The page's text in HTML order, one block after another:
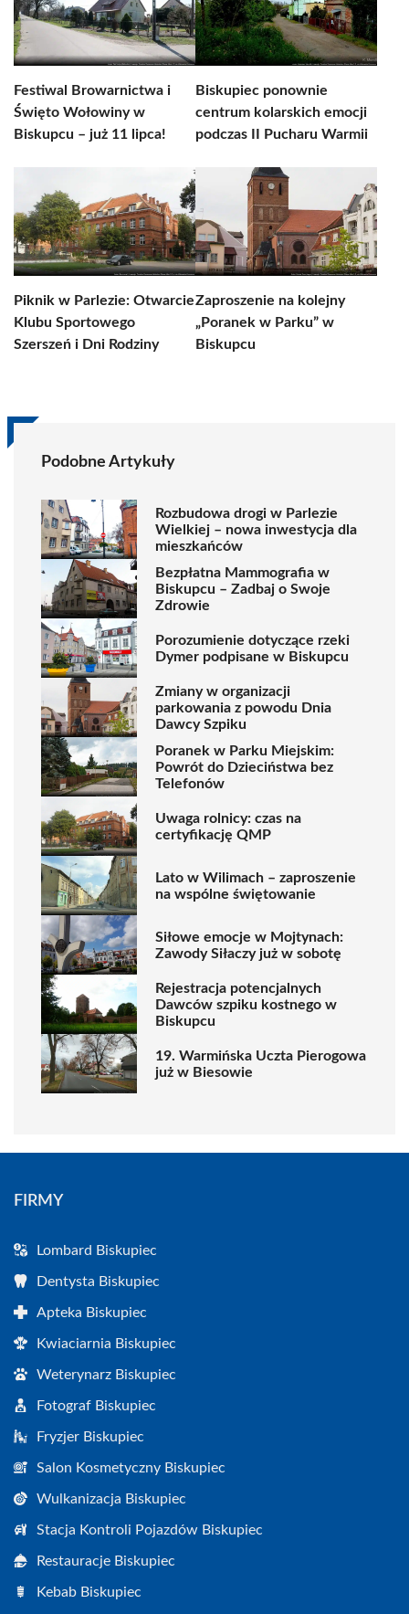
Festiwal Browarnictwa i
Święto Wołowiny w
Biskupcu – już 11 lipca!
Biskupiec ponownie
centrum kolarskich emocji
podczas II Pucharu Warmii
Piknik w Parlezie: Otwarcie
Klubu Sportowego
Szerszeń i Dni Rodziny
Zaproszenie na kolejny
„Poranek w Parku” w
Biskupcu
Podobne Artykuły
Rozbudowa drogi w Parlezie
Wielkiej – nowa inwestycja dla
mieszkańców
Bezpłatna Mammografia w
Biskupcu – Zadbaj o Swoje
Zdrowie
Porozumienie dotyczące rzeki
Dymer podpisane w Biskupcu
Zmiany w organizacji
parkowania z powodu Dnia
Dawcy Szpiku
Poranek w Parku Miejskim:
Powrót do Dzieciństwa bez
Telefonów
Uwaga rolnicy: czas na
certyfikację QMP
Lato w Wilimach – zaproszenie
na wspólne świętowanie
Siłowe emocje w Mojtynach:
Zawody Siłaczy już w sobotę
Rejestracja potencjalnych
Dawców szpiku kostnego w
Biskupcu
19. Warmińska Uczta Pierogowa
już w Biesowie
FIRMY
Lombard Biskupiec
Dentysta Biskupiec
Apteka Biskupiec
Kwiaciarnia Biskupiec
Weterynarz Biskupiec
Fotograf Biskupiec
Fryzjer Biskupiec
Salon Kosmetyczny Biskupiec
Wulkanizacja Biskupiec
Stacja Kontroli Pojazdów Biskupiec
Restauracje Biskupiec
Kebab Biskupiec